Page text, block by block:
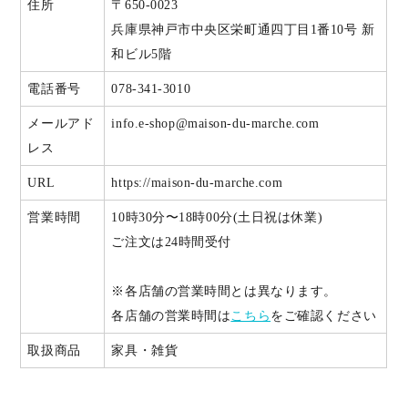
住所
〒650-0023
兵庫県神戸市中央区栄町通四丁目1番10号 新
和ビル5階
電話番号 078-341-3010
メールアド
レス
info.e-shop@maison-du-marche.com
URL https://maison-du-marche.com
営業時間
10時30分〜18時00分(土日祝は休業)
ご注文は24時間受付
※各店舗の営業時間とは異なります。
各店舗の営業時間はこちら をご確認ください
取扱商品 家具・雑貨